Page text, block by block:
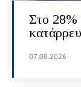
Στο
07.08.2026